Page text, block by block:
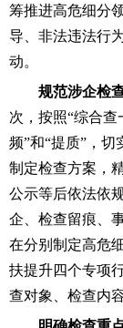
筹推进高危细分
导、非法违法行
动。
规范涉企检
次，按照“综合查
频”和“提质”，
制定检查方案，
公示等后依法依
企、检查留痕、
在分别制定高危
扶提升四个专项
查对象、检查内